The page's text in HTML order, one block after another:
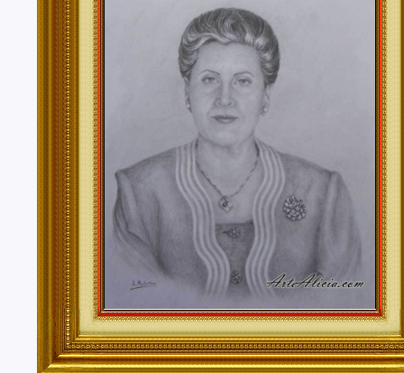
Valencia, Valladolid, Vizcaya, Zamora, Zaragoza.
También realizo envíos de mis cuadros o pinturas
lugares del mundo como pueden ser Estados Unidos,
Alemania, Gran Bretaña, Francia, Argentina, Italia...